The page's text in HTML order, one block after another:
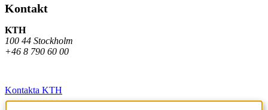
Kontakt
KTH
100 44 Stockholm
+46 8 790 60 00
Kontakta KTH